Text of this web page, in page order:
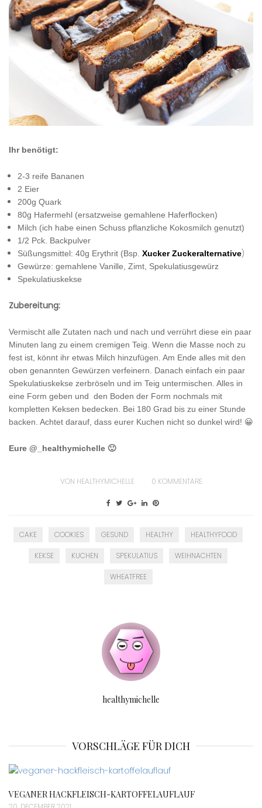
Ihr benötigt:
2-3 reife Bananen
2 Eier
200g Quark
80g Hafermehl (ersatzweise gemahlene Haferflocken)
Milch (ich habe einen Schuss pflanzliche Kokosmilch genutzt)
1/2 Pck. Backpulver
Süßungsmittel: 40g Erythrit (Bsp. Xucker Zuckeralternative)
Gewürze: gemahlene Vanille, Zimt, Spekulatiusgewürz
Spekulatiuskekse
Zubereitung:
Vermischt alle Zutaten nach und nach und verrührt diese ein paar
Minuten lang zu einem cremigen Teig. Wenn die Masse noch zu
fest ist, könnt ihr etwas Milch hinzufügen. Am Ende alles mit den
oben genannten Gewürzen verfeinern. Danach einfach ein paar
Spekulatiuskekse zerbröseln und im Teig untermischen. Alles in
eine Form geben und den Boden der Form nochmals mit
kompletten Keksen bedecken. Bei 180 Grad bis zu einer Stunde
backen. Achtet darauf, dass eurer Kuchen nicht so dunkel wird! 😀
Eure @_healthymichelle 🙂
VON HEALTHYMICHELLE 0 KOMMENTARE
CAKE COOKIES GESUND HEALTHY HEALTHYFOOD
KEKSE KUCHEN SPEKULATIUS WEIHNACHTEN
WHEATFREE
healthymichelle
VORSCHLÄGE FÜR DICH
VEGANER HACKFLEISCH-KARTOFFELAUFLAUF